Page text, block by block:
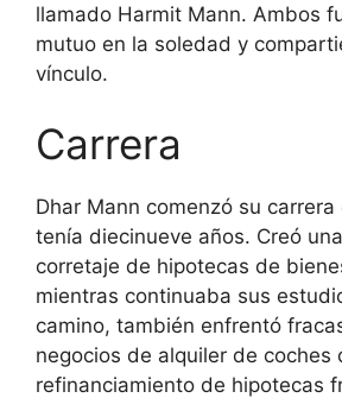
llamado Harmit Mann. Ambos
mutuo en la soledad y
vínculo.
Carrera
Dhar Mann comenzó su
tenía diecinueve años. Creó
corretaje de hipotecas de
mientras continuaba sus
camino, también enfrentó
negocios de alquiler de coches
refinanciamiento de hipotecas